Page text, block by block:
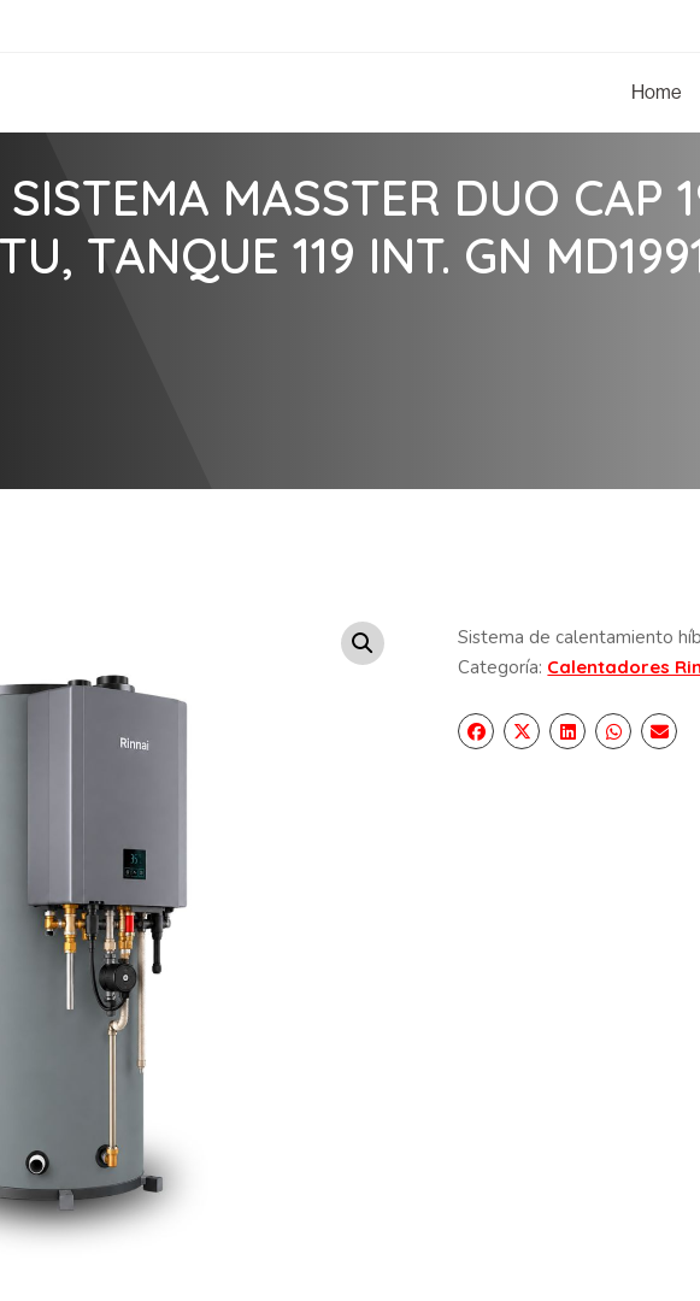
Home
SISTEMA MASSTER DUO CAP
TANQUE 119 INT. GN
Sistema de calentamiento
Categoría: Calentadores